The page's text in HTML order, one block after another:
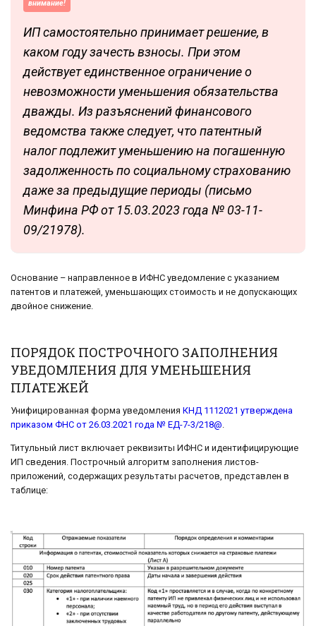
внимание!
ИП самостоятельно принимает решение, в
каком году зачесть взносы. При этом
действует единственное ограничение о
невозможности уменьшения обязательства
дважды. Из разъяснений финансового
ведомства также следует, что патентный
налог подлежит уменьшению на погашенную
задолженность по социальному страхованию
даже за предыдущие периоды (письмо
Минфина РФ от 15.03.2023 года № 03-11-
09/21978).
Основание – направленное в ИФНС уведомление с указанием
патентов и платежей, уменьшающих стоимость и не допускающих
двойное снижение.
ПОРЯДОК ПОСТРОЧНОГО ЗАПОЛНЕНИЯ
УВЕДОМЛЕНИЯ ДЛЯ УМЕНЬШЕНИЯ
ПЛАТЕЖЕЙ
Унифицированная форма уведомления КНД 1112021 утверждена
приказом ФНС от 26.03.2021 года № ЕД-7-3/218@
Титульный лист включает реквизиты ИФНС и идентифицирующие
ИП сведения. Построчный алгоритм заполнения листов-
приложений, содержащих результаты расчетов, представлен в
таблице: